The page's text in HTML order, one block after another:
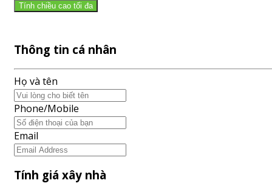
Tính chiều cao tối đa
Thông tin cá nhân
Họ và tên
Phone/Mobile
Email
Tính giá xây nhà